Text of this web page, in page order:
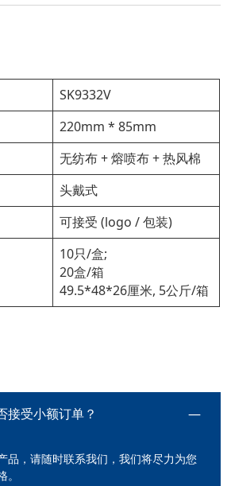
SK9332V
220mm * 85mm
无纺布 + 熔喷布 + 热风棉
头戴式
可接受 (logo / 包装)
10只/盒;
20盒/箱
49.5*48*26厘米, 5公斤/箱
接受小额订单？
品，请随时联系我们，我们将尽力为您